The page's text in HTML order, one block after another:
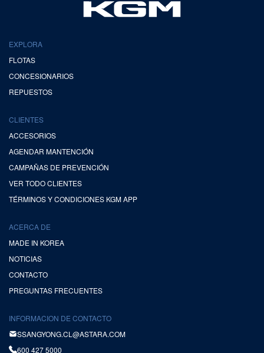
EXPLORA
FLOTAS
CONCESIONARIOS
REPUESTOS
CLIENTES
ACCESORIOS
AGENDAR MANTENCIÓN
CAMPAÑAS DE PREVENCIÓN
VER TODO CLIENTES
TÉRMINOS Y CONDICIONES KGM APP
ACERCA DE
MADE IN KOREA
NOTICIAS
CONTACTO
PREGUNTAS FRECUENTES
INFORMACION DE CONTACTO
SSANGYONG.CL@ASTARA.COM
600 427 5000